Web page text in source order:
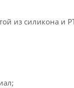
из силикона и